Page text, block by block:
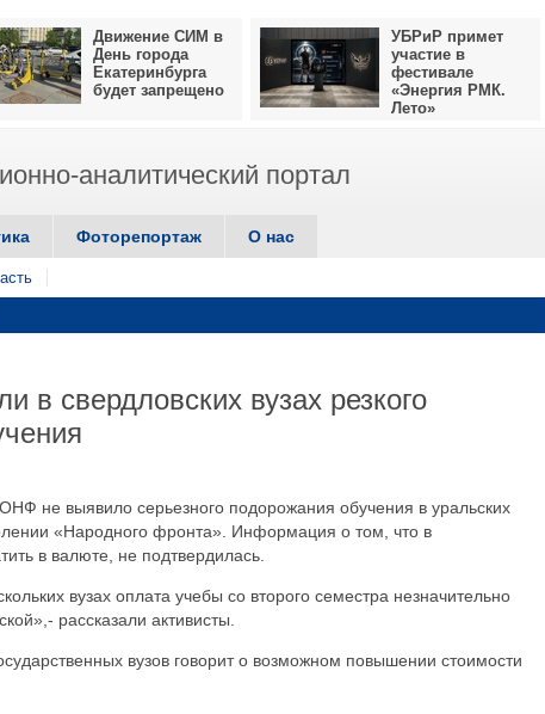
Движение СИМ в
День города
Екатеринбурга
будет запрещено
УБРиР примет
участие в
фестивале
«Энергия РМК.
Лето»
аналитический портал
Фоторепортаж О нас
свердловских вузах резкого
не выявило серьезного подорожания обучения в уральских
«Народного фронта». Информация о том, что в
в валюте, не подтвердилась.
вузах оплата учебы со второго семестра незначительно
рассказали активисты.
вузов говорит о возможном повышении стоимости